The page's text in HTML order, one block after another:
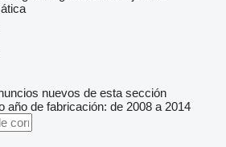
nuevos de esta sección
año de fabricación: de 2008 a 2014